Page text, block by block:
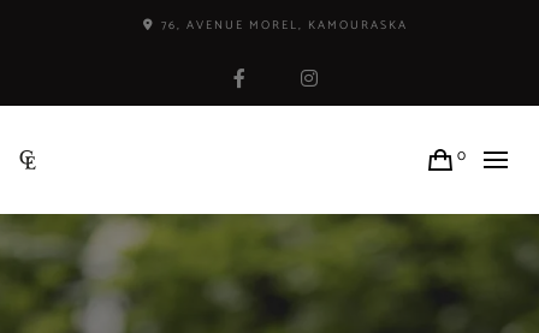
76, AVENUE MOREL, KAMOURASKA
FacebookInstagram
0